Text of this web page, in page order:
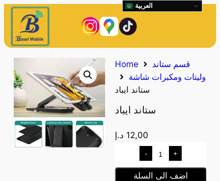
Home
قسم ستاند
وليتات ومكبرات شاشة
ستاند ايباد
ستاند ايباد
12,00 د.إ
- +
اضف الى السلة
العربية